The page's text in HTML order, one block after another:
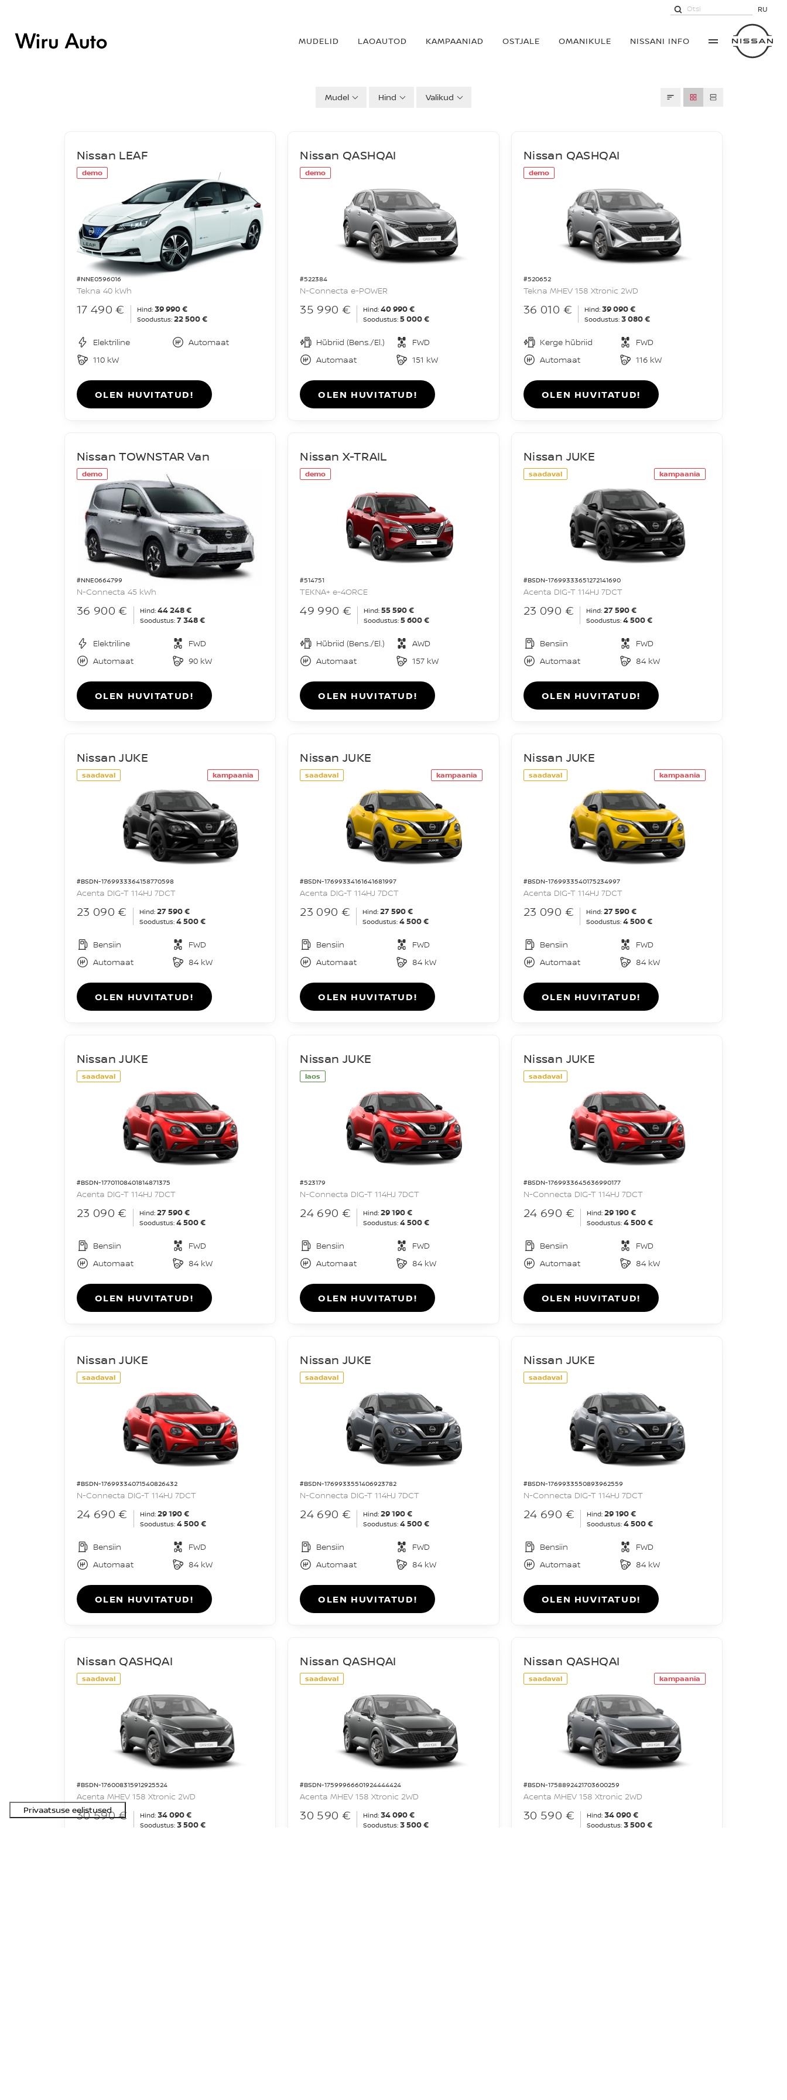
MUDELID LAOAUTOD KAMPAANIAD OSTJALE OMANIKULE NISSANI INFO
RU
Mudel Hind Valikud
demo
#NNE0596016
Nissan LEAF
Tekna 40 kWh
17 490 € Hind: 39 990 €
Soodustus: 22 500 €
Elektriline
Automaat
110 kW
OLEN HUVITATUD!
demo
#522384
Nissan QASHQAI
N-Connecta e-POWER
35 990 € Hind: 40 990 €
Soodustus: 5 000 €
Hübriid (Bens./El.)
FWD
Automaat
151 kW
OLEN HUVITATUD!
demo
#520652
Nissan QASHQAI
Tekna MHEV 158 Xtronic 2WD
36 010 € Hind: 39 090 €
Soodustus: 3 080 €
Kerge hübriid
FWD
Automaat
116 kW
OLEN HUVITATUD!
demo
#NNE0664799
Nissan TOWNSTAR Van
N-Connecta 45 kWh
36 900 € Hind: 44 248 €
Soodustus: 7 348 €
Elektriline
FWD
Automaat
90 kW
OLEN HUVITATUD!
demo
#514751
Nissan X-TRAIL
TEKNA+ e-4ORCE
49 990 € Hind: 55 590 €
Soodustus: 5 600 €
Hübriid (Bens./El.)
AWD
Automaat
157 kW
OLEN HUVITATUD!
saadaval kampaania
#BSDN-17699333651272141690
Nissan JUKE
Acenta DIG-T 114HJ 7DCT
23 090 € Hind: 27 590 €
Soodustus: 4 500 €
Bensiin
FWD
Automaat
84 kW
OLEN HUVITATUD!
saadaval kampaania
#BSDN-1769933364158770598
Nissan JUKE
Acenta DIG-T 114HJ 7DCT
23 090 € Hind: 27 590 €
Soodustus: 4 500 €
Bensiin
FWD
Automaat
84 kW
OLEN HUVITATUD!
saadaval kampaania
#BSDN-17699334161641681997
Nissan JUKE
Acenta DIG-T 114HJ 7DCT
23 090 € Hind: 27 590 €
Soodustus: 4 500 €
Bensiin
FWD
Automaat
84 kW
OLEN HUVITATUD!
saadaval kampaania
#BSDN-1769933540175234997
Nissan JUKE
Acenta DIG-T 114HJ 7DCT
23 090 € Hind: 27 590 €
Soodustus: 4 500 €
Bensiin
FWD
Automaat
84 kW
OLEN HUVITATUD!
saadaval
#BSDN-17701108401814871375
Nissan JUKE
Acenta DIG-T 114HJ 7DCT
23 090 € Hind: 27 590 €
Soodustus: 4 500 €
Bensiin
FWD
Automaat
84 kW
OLEN HUVITATUD!
laos
#523179
Nissan JUKE
N-Connecta DIG-T 114HJ 7DCT
24 690 € Hind: 29 190 €
Soodustus: 4 500 €
Bensiin
FWD
Automaat
84 kW
OLEN HUVITATUD!
saadaval
#BSDN-1769933645636990177
Nissan JUKE
N-Connecta DIG-T 114HJ 7DCT
24 690 € Hind: 29 190 €
Soodustus: 4 500 €
Bensiin
FWD
Automaat
84 kW
OLEN HUVITATUD!
saadaval
#BSDN-17699334071540826432
Nissan JUKE
N-Connecta DIG-T 114HJ 7DCT
24 690 € Hind: 29 190 €
Soodustus: 4 500 €
Bensiin
FWD
Automaat
84 kW
OLEN HUVITATUD!
saadaval
#BSDN-1769933551406923782
Nissan JUKE
N-Connecta DIG-T 114HJ 7DCT
24 690 € Hind: 29 190 €
Soodustus: 4 500 €
Bensiin
FWD
Automaat
84 kW
OLEN HUVITATUD!
saadaval
#BSDN-1769933550893962559
Nissan JUKE
N-Connecta DIG-T 114HJ 7DCT
24 690 € Hind: 29 190 €
Soodustus: 4 500 €
Bensiin
FWD
Automaat
84 kW
OLEN HUVITATUD!
saadaval
#BSDN-176008315912925524
Nissan QASHQAI
Acenta MHEV 158 Xtronic 2WD
30 590 € Hind: 34 090 €
Soodustus: 3 500 €
saadaval
#BSDN-17599966601924444424
Nissan QASHQAI
Acenta MHEV 158 Xtronic 2WD
30 590 € Hind: 34 090 €
Soodustus: 3 500 €
saadaval kampaania
#BSDN-1758892421703600259
Nissan QASHQAI
Acenta MHEV 158 Xtronic 2WD
30 590 € Hind: 34 090 €
Soodustus: 3 500 €